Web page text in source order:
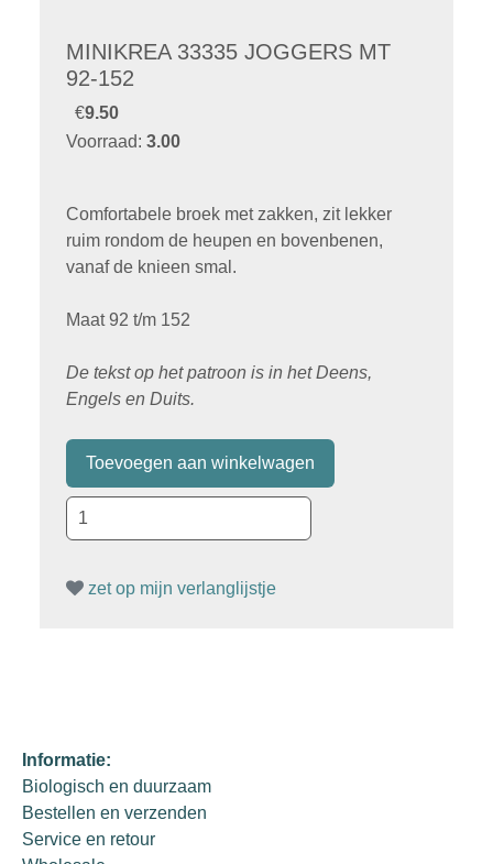
MINIKREA 33335 JOGGERS MT
92-152
€9.50
Voorraad: 3.00
Comfortabele broek met zakken, zit lekker
ruim rondom de heupen en bovenbenen,
vanaf de knieen smal.
Maat 92 t/m 152
De tekst op het patroon is in het Deens,
Engels en Duits.
zet op mijn verlanglijstje
Informatie:
Biologisch en duurzaam
Bestellen en verzenden
Service en retour